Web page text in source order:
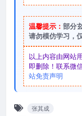
温馨提示： 部分
请勿模仿学习，
以上内容由网站
即删除！联系微
站免责声明
张其成